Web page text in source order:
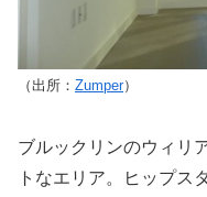
（出所： Zumper）
ブルックリンのウィリ
トなエリア。ヒップス